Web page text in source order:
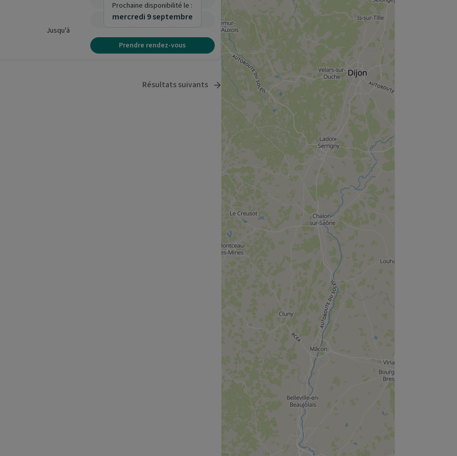
Jusqu'à
-
Prochaine disponibilité le :
mercredi 9 septembre
Prendre rendez-vous
Résultats suivants